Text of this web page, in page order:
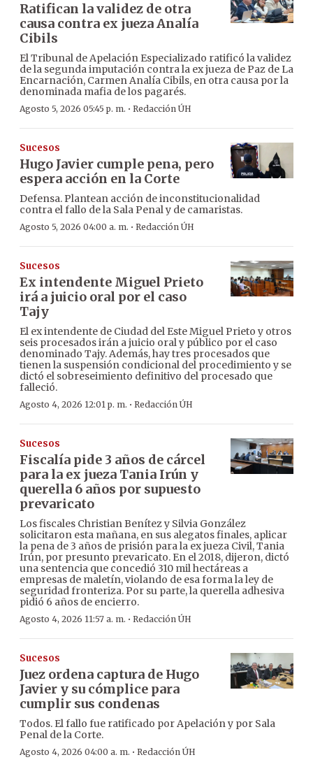
Ratifican la validez de otra
causa contra ex jueza Analía
Cibils
El Tribunal de Apelación Especializado ratificó la validez
de la segunda imputación contra la ex jueza de Paz de La
Encarnación, Carmen Analía Cibils, en otra causa por la
denominada mafia de los pagarés.
Agosto 5, 2026 05:45 p. m. · Redacción ÚH
Sucesos
Hugo Javier cumple pena, pero
espera acción en la Corte
Defensa. Plantean acción de inconstitucionalidad
contra el fallo de la Sala Penal y de camaristas.
Agosto 5, 2026 04:00 a. m. · Redacción ÚH
Sucesos
Ex intendente Miguel Prieto
irá a juicio oral por el caso
Tajy
El ex intendente de Ciudad del Este Miguel Prieto y otros
seis procesados irán a juicio oral y público por el caso
denominado Tajy. Además, hay tres procesados que
tienen la suspensión condicional del procedimiento y se
dictó el sobreseimiento definitivo del procesado que
falleció.
Agosto 4, 2026 12:01 p. m. · Redacción ÚH
Sucesos
Fiscalía pide 3 años de cárcel
para la ex jueza Tania Irún y
querella 6 años por supuesto
prevaricato
Los fiscales Christian Benítez y Silvia González
solicitaron esta mañana, en sus alegatos finales, aplicar
la pena de 3 años de prisión para la ex jueza Civil, Tania
Irún, por presunto prevaricato. En el 2018, dijeron, dictó
una sentencia que concedió 310 mil hectáreas a
empresas de maletín, violando de esa forma la ley de
seguridad fronteriza. Por su parte, la querella adhesiva
pidió 6 años de encierro.
Agosto 4, 2026 11:57 a. m. · Redacción ÚH
Sucesos
Juez ordena captura de Hugo
Javier y su cómplice para
cumplir sus condenas
Todos. El fallo fue ratificado por Apelación y por Sala
Penal de la Corte.
Agosto 4, 2026 04:00 a. m. · Redacción ÚH